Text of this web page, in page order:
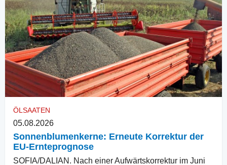
ÖLSAATEN
05.08.2026
Sonnenblumenkerne: Erneute Korrektur der
EU-Ernteprognose
SOFIA/DALIAN. Nach einer Aufwärtskorrektur im Juni